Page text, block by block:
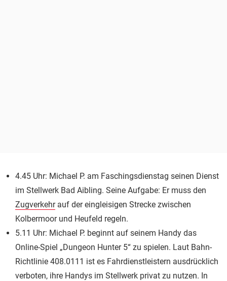
4.45 Uhr: Michael P. am Faschingsdienstag seinen Dienst
im Stellwerk Bad Aibling. Seine Aufgabe: Er muss den
Zugverkehrauf der eingleisigen Strecke zwischen
Kolbermoor und Heufeld regeln.
5.11 Uhr: Michael P. beginnt auf seinem Handy das
Online-Spiel „Dungeon Hunter 5“ zu spielen. Laut Bahn-
Richtlinie 408.0111 ist es Fahrdienstleistern ausdrücklich
verboten, ihre Handys im Stellwerk privat zu nutzen. In